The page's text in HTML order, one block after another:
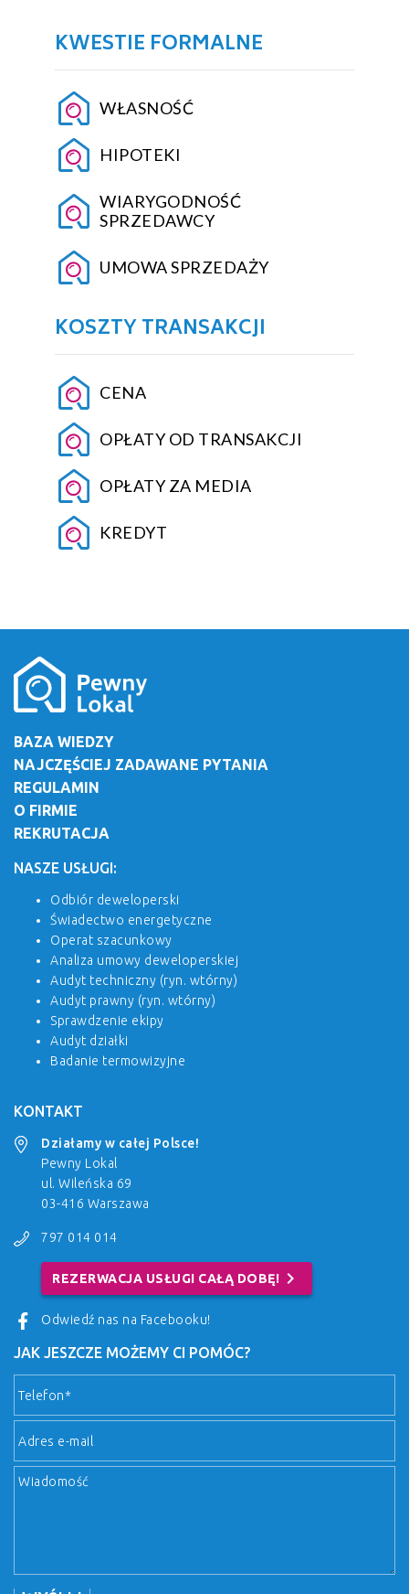
KWESTIE FORMALNE
WŁASNOŚĆ
HIPOTEKI
WIARYGODNOŚĆ
SPRZEDAWCY
UMOWA SPRZEDAŻY
KOSZTY TRANSAKCJI
CENA
OPŁATY OD TRANSAKCJI
OPŁATY ZA MEDIA
KREDYT
BAZA WIEDZY
NAJCZĘŚCIEJ ZADAWANE PYTANIA
REGULAMIN
O FIRMIE
REKRUTACJA
NASZE USŁUGI:
Odbiór deweloperski
Świadectwo energetyczne
Operat szacunkowy
Analiza umowy deweloperskiej
Audyt techniczny (ryn. wtórny)
Audyt prawny (ryn. wtórny)
Sprawdzenie ekipy
Audyt działki
Badanie termowizyjne
KONTAKT
Działamy w całej Polsce!
Pewny Lokal
ul. Wileńska 69
03-416 Warszawa
797 014 014
REZERWACJA USŁUGI CAŁĄ DOBĘ! chevron_right
Odwiedź nas na Facebooku!
JAK JESZCZE MOŻEMY CI POMÓC?